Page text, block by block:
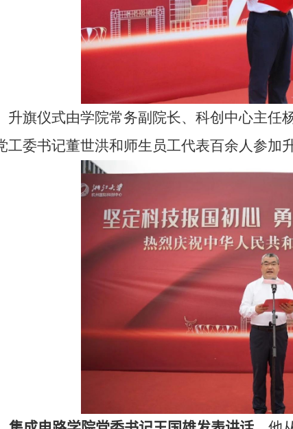
升旗仪式由学院常务副院长、科创中心主任
工委书记董世洪和师生员工代表百余人参加